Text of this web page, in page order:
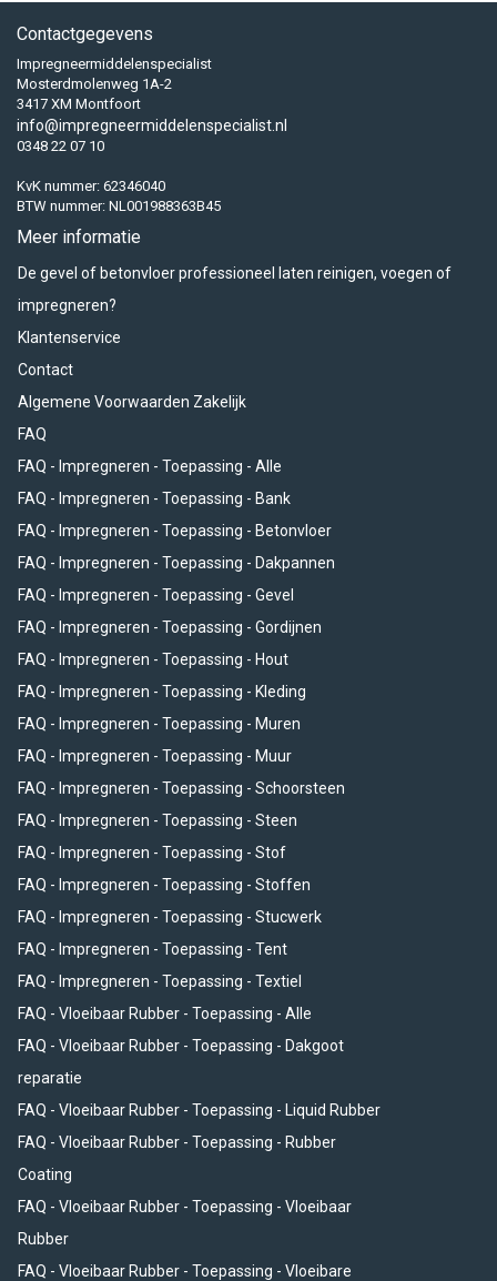
Contactgegevens
Impregneermiddelenspecialist
Mosterdmolenweg 1A-2
3417 XM Montfoort
info@impregneermiddelenspecialist.nl
0348 22 07 10
KvK nummer: 62346040
BTW nummer: NL001988363B45
Meer informatie
De gevel of betonvloer professioneel laten reinigen, voegen of
impregneren?
Klantenservice
Contact
Algemene Voorwaarden Zakelijk
FAQ
FAQ - Impregneren - Toepassing - Alle
FAQ - Impregneren - Toepassing - Bank
FAQ - Impregneren - Toepassing - Betonvloer
FAQ - Impregneren - Toepassing - Dakpannen
FAQ - Impregneren - Toepassing - Gevel
FAQ - Impregneren - Toepassing - Gordijnen
FAQ - Impregneren - Toepassing - Hout
FAQ - Impregneren - Toepassing - Kleding
FAQ - Impregneren - Toepassing - Muren
FAQ - Impregneren - Toepassing - Muur
FAQ - Impregneren - Toepassing - Schoorsteen
FAQ - Impregneren - Toepassing - Steen
FAQ - Impregneren - Toepassing - Stof
FAQ - Impregneren - Toepassing - Stoffen
FAQ - Impregneren - Toepassing - Stucwerk
FAQ - Impregneren - Toepassing - Tent
FAQ - Impregneren - Toepassing - Textiel
FAQ - Vloeibaar Rubber - Toepassing - Alle
FAQ - Vloeibaar Rubber - Toepassing - Dakgoot
reparatie
FAQ - Vloeibaar Rubber - Toepassing - Liquid Rubber
FAQ - Vloeibaar Rubber - Toepassing - Rubber
Coating
FAQ - Vloeibaar Rubber - Toepassing - Vloeibaar
Rubber
FAQ - Vloeibaar Rubber - Toepassing - Vloeibare